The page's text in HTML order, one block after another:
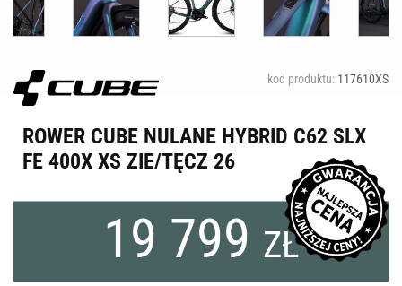
kod produktu: 117610XS
ROWER CUBE NULANE HYBRID C62 SLX
FE 400X XS ZIE/TĘCZ 26
19 799 ZŁ